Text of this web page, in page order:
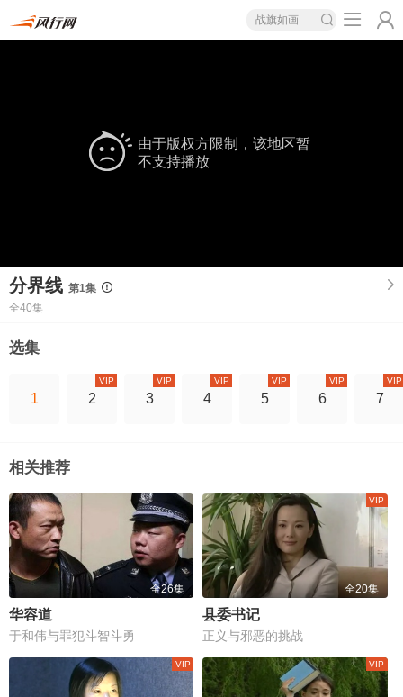
战旗如画
由于版权方限制，该地区暂
不支持播放
分界线 第1集
全40集
选集
1 2
VIP
3
VIP
4
VIP
5
VIP
6
VIP
7
VIP
相关推荐
全26集
华容道
于和伟与罪犯斗智斗勇
全20集
县委书记
正义与邪恶的挑战